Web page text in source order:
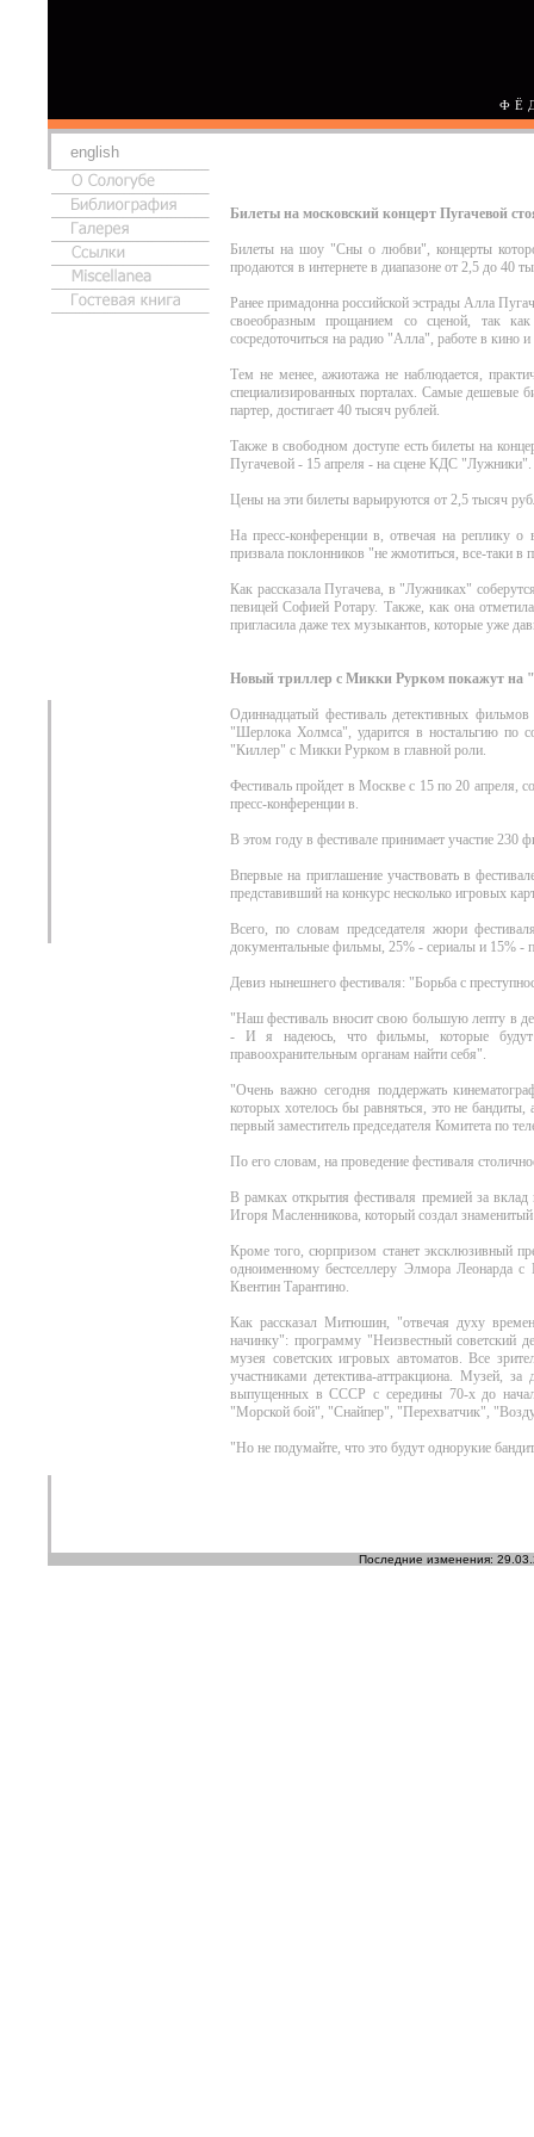
english
Билеты на московский концерт Пугачевой
Билеты на шоу "Сны о любви", концерты
продаются в интернете в диапазоне от 2,5 до 40
Ранее примадонна российской эстрады Алла
своеобразным прощанием со сценой, так
сосредоточиться на радио "Алла", работе в кино
Тем не менее, ажиотажа не наблюдается,
специализированных порталах. Самые дешевые
партер, достигает 40 тысяч рублей.
Также в свободном доступе есть билеты на
Пугачевой - 15 апреля - на сцене КДС "Лужники".
Цены на эти билеты варьируются от 2,5 тысяч
На пресс-конференции в, отвечая на реплику
призвала поклонников "не жмотиться, все-таки в
Как рассказала Пугачева, в "Лужниках"
певицей Софией Ротару. Также, как она
пригласила даже тех музыкантов, которые уже
Новый триллер с Микки Рурком покажут на
Одиннадцатый фестиваль детективных
"Шерлока Холмса", ударится в ностальгию по
"Киллер" с Микки Рурком в главной роли.
Фестиваль пройдет в Москве с 15 по 20
пресс-конференции в.
В этом году в фестивале принимает участие 230
Впервые на приглашение участвовать в
представивший на конкурс несколько игровых
Всего, по словам председателя жюри
документальные фильмы, 25% - сериалы и 15% -
Девиз нынешнего фестиваля: "Борьба с
"Наш фестиваль вносит свою большую лепту в
- И я надеюсь, что фильмы, которые будут
правоохранительным органам найти себя".
"Очень важно сегодня поддержать
которых хотелось бы равняться, это не
первый заместитель председателя Комитета по
По его словам, на проведение фестиваля
В рамках открытия фестиваля премией за вклад
Игоря Масленникова, который создал
Кроме того, сюрпризом станет эксклюзивный
одноименному бестселлеру Элмора Леонарда
Квентин Тарантино.
Как рассказал Митюшин, "отвечая духу
начинку": программу "Неизвестный советский
музея советских игровых автоматов. Все
участниками детектива-аттракциона. Музей,
выпущенных в СССР с середины 70-х до
"Морской бой", "Снайпер", "Перехватчик",
"Но не подумайте, что это будут однорукие
Последние